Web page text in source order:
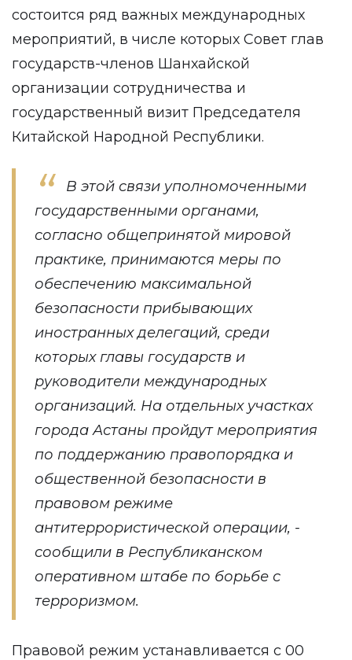
состоится ряд важных международных
мероприятий, в числе которых Совет глав
государств-членов Шанхайской
организации сотрудничества и
государственный визит Председателя
Китайской Народной Республики.
В этой связи уполномоченными
государственными органами,
согласно общепринятой мировой
практике, принимаются меры по
обеспечению максимальной
безопасности прибывающих
иностранных делегаций, среди
которых главы государств и
руководители международных
организаций. На отдельных участках
города Астаны пройдут мероприятия
по поддержанию правопорядка и
общественной безопасности в
правовом режиме
антитеррористической операции, -
сообщили в Республиканском
оперативном штабе по борьбе с
терроризмом.
Правовой режим устанавливается с 00